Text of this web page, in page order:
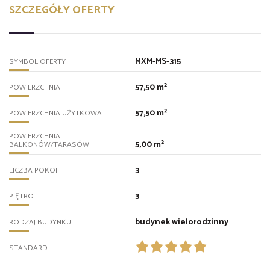
SZCZEGÓŁY OFERTY
SYMBOL OFERTY MXM-MS-315
POWIERZCHNIA 57,50 m²
POWIERZCHNIA UŻYTKOWA 57,50 m²
POWIERZCHNIA
BALKONÓW/TARASÓW 5,00 m²
LICZBA POKOI 3
PIĘTRO 3
RODZAJ BUDYNKU budynek wielorodzinny
STANDARD